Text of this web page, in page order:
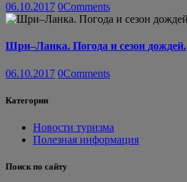
06.10.2017 0Comments
Шри–Ланка. Погода и сезон дождей.
06.10.2017 0Comments
Категории
Новости туризма
Полезная информация
Поиск по сайту